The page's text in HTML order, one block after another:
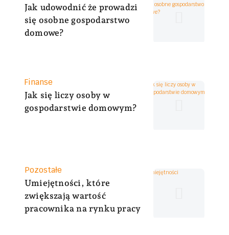
a
t
e
g
a
Jak udowodnić że prowadzi
się osobne gospodarstwo
domowe?
K
a
t
e
a
Finanse
Jak się liczy osoby w
gospodarstwie domowym?
K
a
t
g
Pozostałe
Umiejętności, które
zwiększają wartość
pracownika na rynku pracy